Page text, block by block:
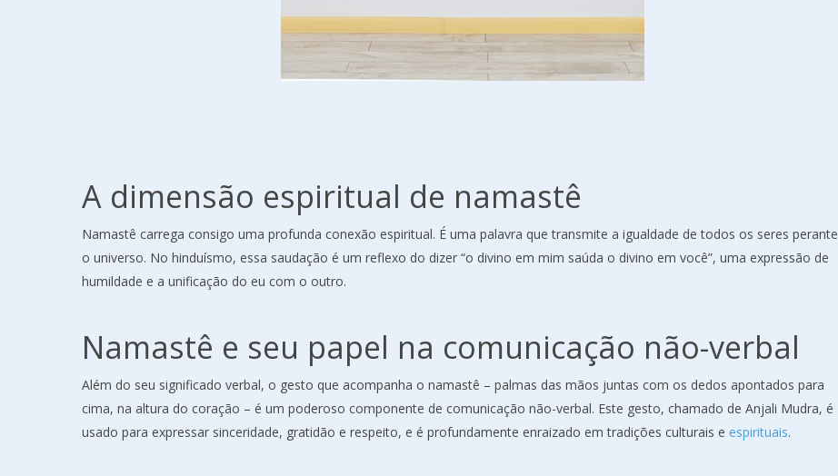
A dimensão espiritual de namastê
Namastê carrega consigo uma profunda conexão espiritual. É uma palavra que transmite a igualdade de todos os seres perante
o universo. No hinduísmo, essa saudação é um reflexo do dizer “o divino em mim saúda o divino em você”, uma expressão de
humildade e a unificação do eu com o outro.
Namastê e seu papel na comunicação não-verbal
Além do seu significado verbal, o gesto que acompanha o namastê – palmas das mãos juntas com os dedos apontados para
cima, na altura do coração – é um poderoso componente de comunicação não-verbal. Este gesto, chamado de Anjali Mudra, é
usado para expressar sinceridade, gratidão e respeito, e é profundamente enraizado em tradições culturais e espirituais.